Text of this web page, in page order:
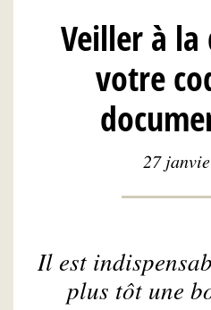
Veiller à
votre
27
Il est
plus tôt une